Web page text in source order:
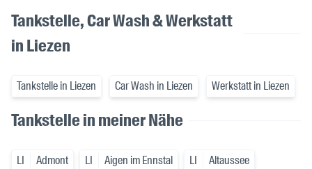
Tankstelle, Car Wash & Werkstatt
in Liezen
Tankstelle in Liezen Car Wash in Liezen Werkstatt in Liezen
Tankstelle in meiner Nähe
LI Admont LI Aigen im Ennstal LI Altaussee